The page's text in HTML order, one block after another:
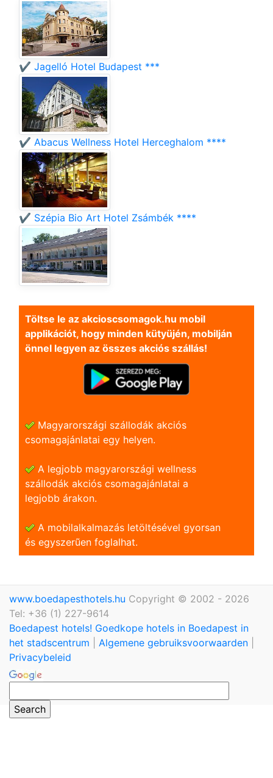
✔️ Jagelló Hotel Budapest ***
✔️ Abacus Wellness Hotel Herceghalom ****
✔️ Szépia Bio Art Hotel Zsámbék ****
Töltse le az akcioscsomagok.hu mobil
applikációt, hogy minden kütyüjén, mobilján
önnel legyen az összes akciós szállás!
Magyarországi szállodák akciós
csomagajánlatai egy helyen.
A legjobb magyarországi wellness
szállodák akciós csomagajánlatai a
legjobb árakon.
A mobilalkalmazás letöltésével gyorsan
és egyszerũen foglalhat.
www.boedapesthotels.hu Copyright © 2002 - 2026
Tel: +36 (1) 227-9614
Boedapest hotels! Goedkope hotels in Boedapest in
het stadscentrum
Algemene gebruiksvoorwaarden
Privacybeleid